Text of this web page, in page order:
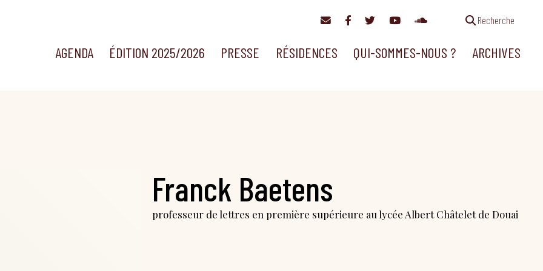
Recherche
AGENDA ÉDITION 2025/2026 PRESSE RÉSIDENCES QUI-SOMMES-NOUS ? ARCHIVES
Franck Baetens
professeur de lettres en première supérieure au lycée Albert Châtelet de Douai